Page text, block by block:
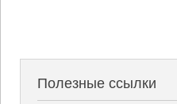
Полезные ссылки